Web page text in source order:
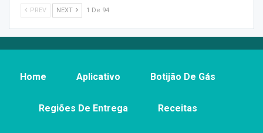
PREV NEXT 1 De 94
Home Aplicativo Botijão De Gás
Regiões De Entrega Receitas